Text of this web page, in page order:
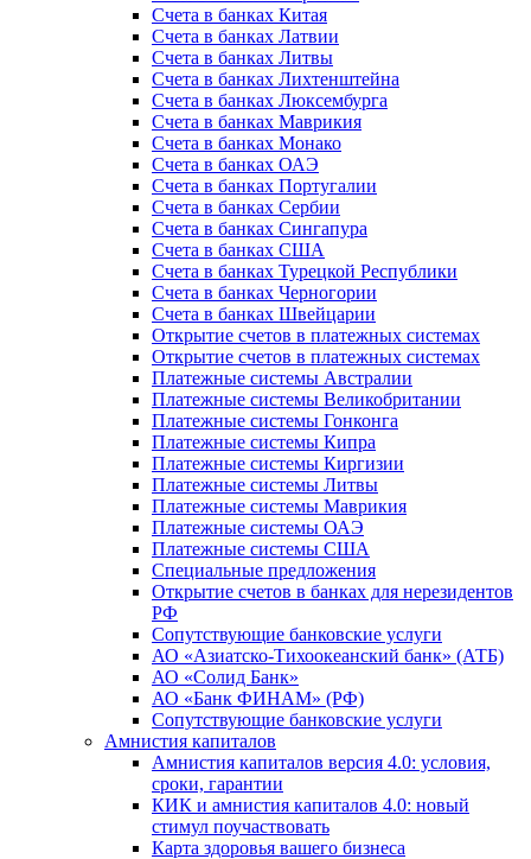
Счета в банках Китая
Счета в банках Латвии
Счета в банках Литвы
Счета в банках Лихтенштейна
Счета в банках Люксембурга
Счета в банках Маврикия
Счета в банках Монако
Счета в банках ОАЭ
Счета в банках Португалии
Счета в банках Сербии
Счета в банках Сингапура
Счета в банках США
Счета в банках Турецкой Республики
Счета в банках Черногории
Счета в банках Швейцарии
Открытие счетов в платежных системах
Открытие счетов в платежных системах
Платежные системы Австралии
Платежные системы Великобритании
Платежные системы Гонконга
Платежные системы Кипра
Платежные системы Киргизии
Платежные системы Литвы
Платежные системы Маврикия
Платежные системы ОАЭ
Платежные системы США
Специальные предложения
Открытие счетов в банках для нерезидентов
РФ
Сопутствующие банковские услуги
АО «Азиатско-Тихоокеанский банк» (АТБ)
АО «Солид Банк»
АО «Банк ФИНАМ» (РФ)
Сопутствующие банковские услуги
Амнистия капиталов
Амнистия капиталов версия 4.0: условия,
сроки, гарантии
КИК и амнистия капиталов 4.0: новый
стимул поучаствовать
Карта здоровья вашего бизнеса